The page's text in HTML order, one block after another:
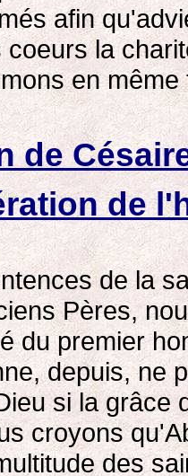
afin
coeurs la
en
de
de
de la
Pères,
du premier
depuis, ne
si la grâce
croyons
des